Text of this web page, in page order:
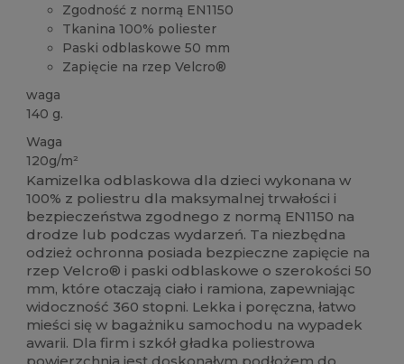
Zgodność z normą EN1150
Tkanina 100% poliester
Paski odblaskowe 50 mm
Zapięcie na rzep Velcro®
waga
140 g.
Waga
120g/m²
Kamizelka odblaskowa dla dzieci wykonana w
100% z poliestru dla maksymalnej trwałości i
bezpieczeństwa zgodnego z normą EN1150 na
drodze lub podczas wydarzeń. Ta niezbędna
odzież ochronna posiada bezpieczne zapięcie na
rzep Velcro® i paski odblaskowe o szerokości 50
mm, które otaczają ciało i ramiona, zapewniając
widoczność 360 stopni. Lekka i poręczna, łatwo
mieści się w bagażniku samochodu na wypadek
awarii. Dla firm i szkół gładka poliestrowa